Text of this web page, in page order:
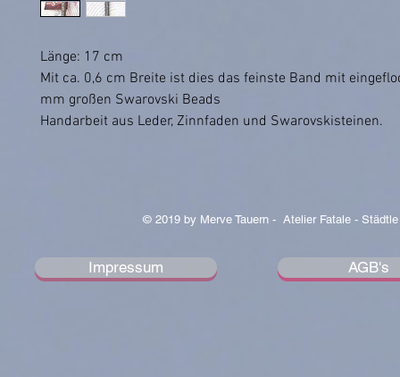
Länge: 17 cm
Mit ca. 0,6 cm Breite ist dies das feinste Band mit
mm großen Swarovski Beads
Handarbeit aus Leder, Zinnfaden und Swarovskisteinen.
© 2019 by Merve Tauern - Atelier Fatale -
Impressum AGB's